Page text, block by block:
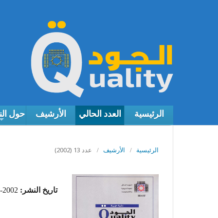
الرئيسية العدد الحالي الأرشيف حول
الرئيسية / الأرشيف / عدد 13 (2002)
تاريخ النشر: 2002-01-02